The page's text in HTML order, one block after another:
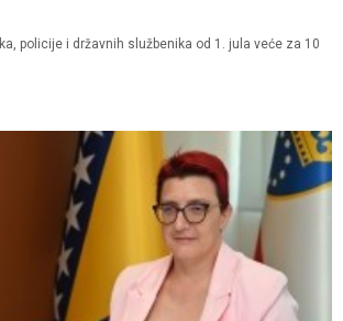
policije i državnih službenika od 1. jula veće za 10